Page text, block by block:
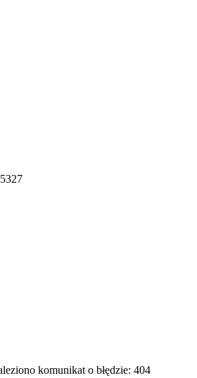
komunikat o błędzie: 404